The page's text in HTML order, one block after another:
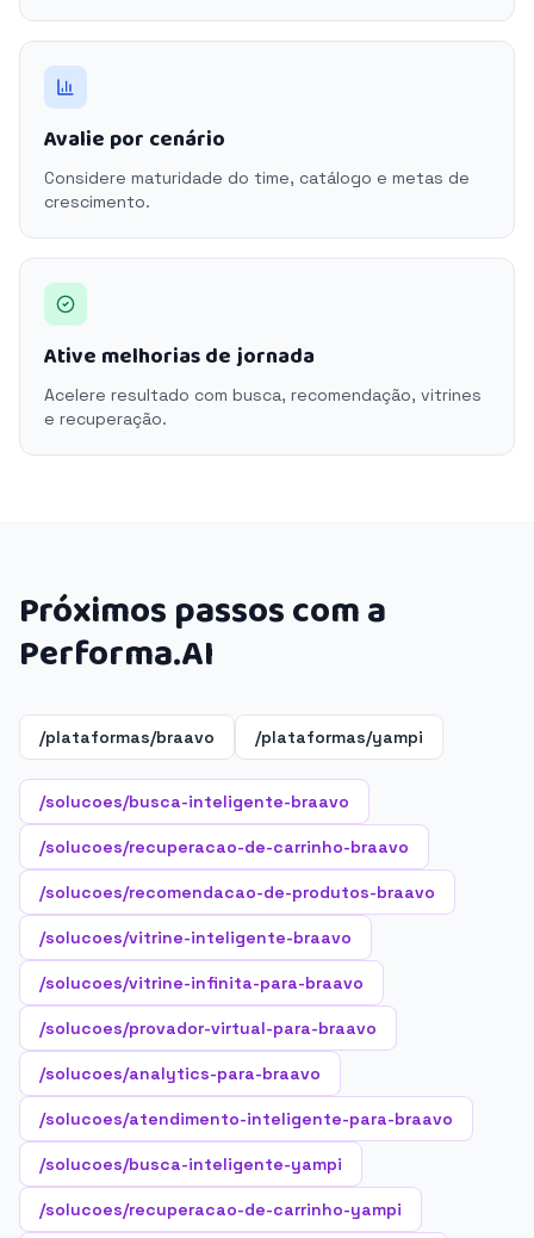
Avalie por cenário
Considere maturidade do time, catálogo e metas de
crescimento.
Ative melhorias de jornada
Acelere resultado com busca, recomendação, vitrines
e recuperação.
Próximos passos com a
Performa.AI
/plataformas/braavo /plataformas/yampi
/solucoes/busca-inteligente-braavo
/solucoes/recuperacao-de-carrinho-braavo
/solucoes/recomendacao-de-produtos-braavo
/solucoes/vitrine-inteligente-braavo
/solucoes/vitrine-infinita-para-braavo
/solucoes/provador-virtual-para-braavo
/solucoes/analytics-para-braavo
/solucoes/atendimento-inteligente-para-braavo
/solucoes/busca-inteligente-yampi
/solucoes/recuperacao-de-carrinho-yampi